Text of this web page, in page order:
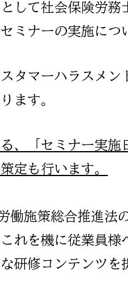
して​社会保険労
ミナーの実施に
タマーハラスメ
ます。
、「セミナー実
定も行います。
働施策総合推進法
れを機に従業員
研修コンテンツを